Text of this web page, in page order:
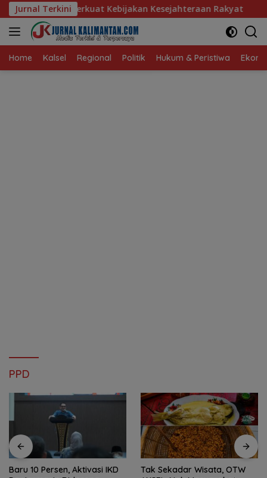
Langsung
ke
konten
Jurnal Terkini
Kebijakan Kesejahteraan Rakyat Baru 10 Persen,
Home Kalsel Regional Politik Hukum & Peristiwa
PPD
Baru 10 Persen, Aktivasi IKD
Tak Sekadar Wisata, OTW